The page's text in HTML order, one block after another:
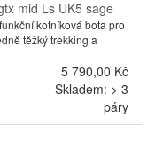
mid Ls UK5 sage
kotníková bota pro
těžký trekking a
5 790,00 Kč
Skladem: > 3
páry